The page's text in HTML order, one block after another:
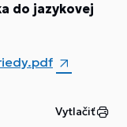
do jazykovej
Vytlačiť